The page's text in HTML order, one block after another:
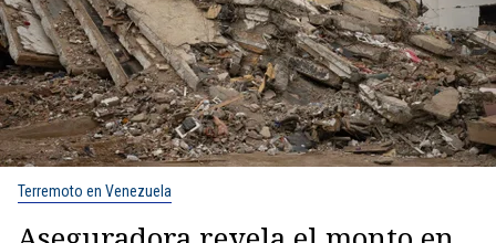
Terremoto en Venezuela